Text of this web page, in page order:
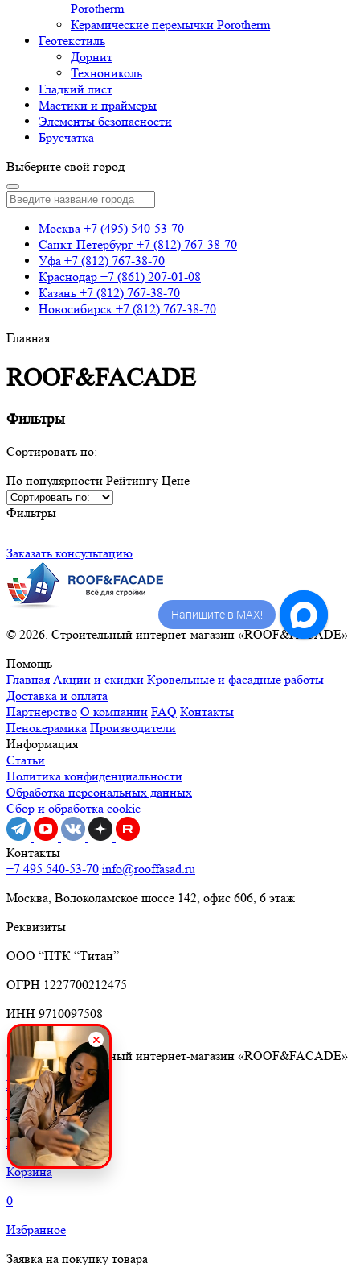
Porotherm
Керамические перемычки Porotherm
Геотекстиль
Дорнит
Технониколь
Гладкий лист
Мастики и праймеры
Элементы безопасности
Брусчатка
Выберите свой город
Москва +7 (495) 540-53-70
Санкт-Петербург +7 (812) 767-38-70
Уфа +7 (812) 767-38-70
Краснодар +7 (861) 207-01-08
Казань +7 (812) 767-38-70
Новосибирск +7 (812) 767-38-70
Главная
ROOF&FACADE
Фильтры
Сортировать по:
По популярности Рейтингу Ценe
Фильтры
Заказать консультацию
© 2026. Строительный интернет-магазин «ROOF&FACADE»
Помощь
Главная Акции и скидки Кровельные и фасадные работы
Доставка и оплата
Партнерство О компании FAQ Контакты
Пенокерамика Производители
Информация
Статьи
Политика конфиденциальности
Обработка персональных данных
Сбор и обработка cookie
Контакты
+7 495 540-53-70 info@rooffasad.ru
Москва, Волоколамское шоссе 142, офис 606, 6 этаж
Реквизиты
ООО “ПТК “Титан”
ОГРН 1227700212475
ИНН 9710097508
© 2026. Строительный интернет-магазин «ROOF&FACADE»
Главная
Каталог
Корзина
Корзина
0
Избранное
Заявка на покупку товара
Напишите в MAX!